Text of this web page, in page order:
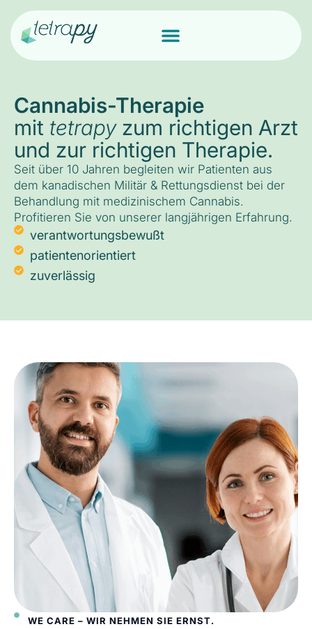
Cannabis-Therapie
mit tetrapyzum richtigen Arzt
und zur richtigen Therapie.
Seit über 10 Jahren begleiten wir Patienten aus
dem kanadischen Militär & Rettungsdienst bei der
Behandlung mit medizinischem Cannabis.
Profitieren Sie von unserer langjährigen Erfahrung.
verantwortungsbewußt
patientenorientiert
zuverlässig
WE CARE – WIR NEHMEN SIE ERNST.